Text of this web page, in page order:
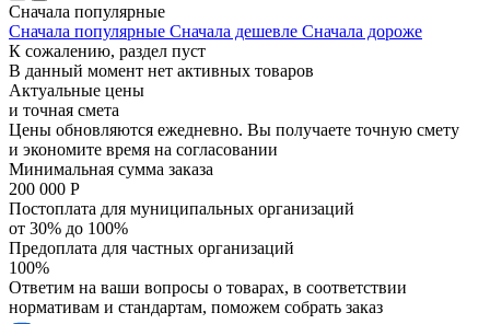
Сначала популярные
Сначала популярные Сначала дешевле Сначала дороже
К сожалению, раздел пуст
В данный момент нет активных товаров
Актуальные цены
и точная смета
Цены обновляются ежедневно. Вы получаете точную смету
и экономите время на согласовании
Минимальная сумма заказа
200 000 Р
Постоплата для муниципальных организаций
от 30% до 100%
Предоплата для частных организаций
100%
Ответим на ваши вопросы о товарах, в соответствии
нормативам и стандартам, поможем собрать заказ